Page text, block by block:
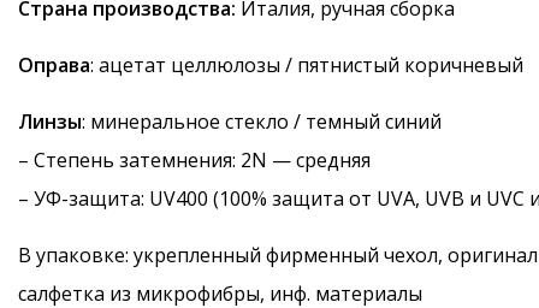
Страна производства: Италия, ручная сборка
Оправа: ацетат целлюлозы / пятнистый коричневый
Линзы: минеральное стекло / темный синий
– Степень затемнения: 2N — средняя
– УФ-защита: UV400 (100% защита от UVA, UVB и UVC
В упаковке: укрепленный фирменный чехол,
салфетка из микрофибры, инф. материалы